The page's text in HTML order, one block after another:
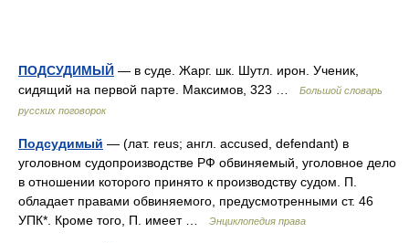
ПОДСУДИМЫЙ — в суде. Жарг. шк. Шутл. ирон. Ученик,
сидящий на первой парте. Максимов, 323 …
Большой словарь
русских поговорок
Подсудимый — (лат. reus; англ. accused, defendant) в
уголовном судопроизводстве РФ обвиняемый, уголовное дело
в отношении которого принято к производству судом. П.
обладает правами обвиняемого, предусмотренными ст. 46
УПК*. Кроме того, П. имеет …
Энциклопедия права